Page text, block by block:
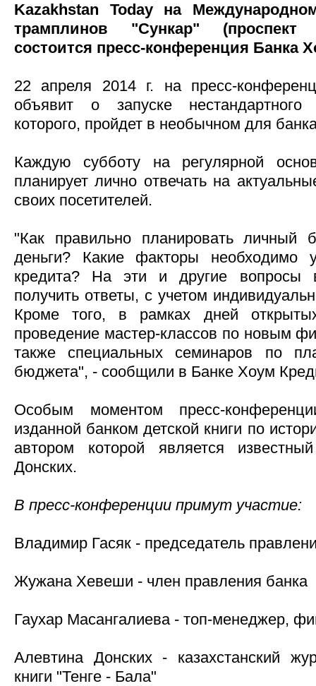
Kazakhstan Today на
трамплинов "Сункар"
состоится пресс-конференция Банка
22 апреля 2014 г. на пресс-
объявит о запуске нестандартного
которого, пройдет в необычном для
Каждую субботу на регулярной
планирует лично отвечать на
своих посетителей.
"Как правильно планировать личный
деньги? Какие факторы необходимо
кредита? На эти и другие вопросы
получить ответы, с учетом
Кроме того, в рамках дней
проведение мастер-классов по новым
также специальных семинаров по
бюджета", - сообщили в Банке Хоум
Особым моментом пресс-
изданной банком детской книги по
автором которой является
Донских.
В пресс-конференции примут участие:
Владимир Гасяк - председатель
Жужана Хевеши - член правления банка
Гаухар Масангалиева - топ-менеджер,
Алевтина Донских - казахстанский
книги "Тенге - Бала"